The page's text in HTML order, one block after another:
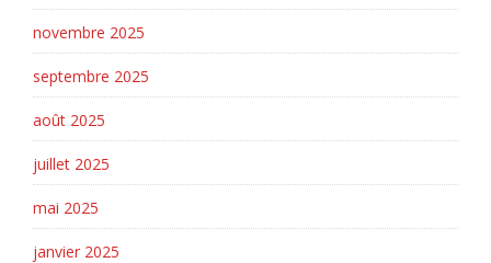
novembre 2025
septembre 2025
août 2025
juillet 2025
mai 2025
janvier 2025